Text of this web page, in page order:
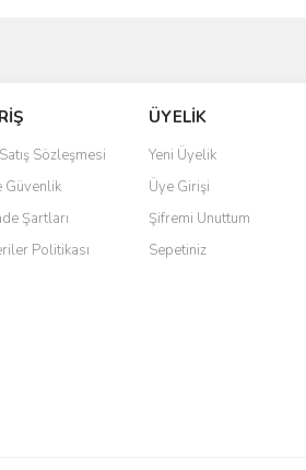
bulunuyor.Sözleşmesi
Güvenlik
Şartları
Politikası
ÜYELİK
Yeni Üyelik
Üye Girişi
Şifremi Unuttum
Sepetiniz